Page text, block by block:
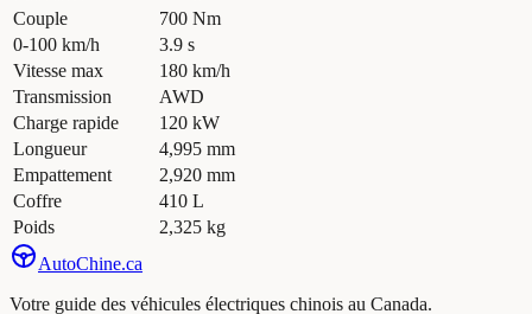
Couple
700 Nm
0-100 km/h
3.9 s
Vitesse max
180 km/h
Transmission
AWD
Charge rapide
120 kW
Longueur
4,995 mm
Empattement
2,920 mm
Coffre
410 L
Poids
2,325 kg
AutoChine.ca
Votre guide des véhicules électriques chinois au Canada.